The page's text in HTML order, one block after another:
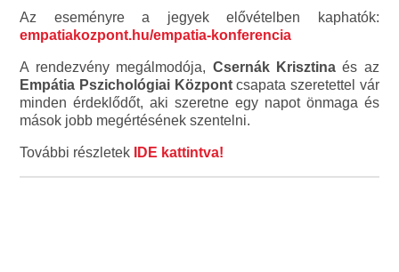
Az eseményre a jegyek elővételben kaphatók:
empatiakozpont.hu/empatia-konferencia
A rendezvény megálmodója, Csernák Krisztinaés az
Empátia Pszichológiai Központcsapata szeretettel vár
minden érdeklődőt, aki szeretne egy napot önmaga és
mások jobb megértésének szentelni.
További részletek IDE kattintva!